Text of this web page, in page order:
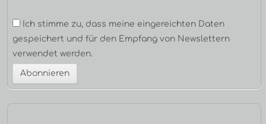
Ich stimme zu, dass meine eingereichten Daten
gespeichert und für den Empfang von Newslettern
verwendet werden.